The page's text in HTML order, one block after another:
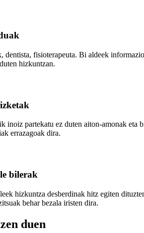
dentista, fisioterapeuta. Bi aldeek
hizkuntzan.
inoiz partekatu ez duten aiton-amonak eta
errazagoak dira.
bilerak
hizkuntza desberdinak hitz egiten
behar bezala iristen dira.
duen